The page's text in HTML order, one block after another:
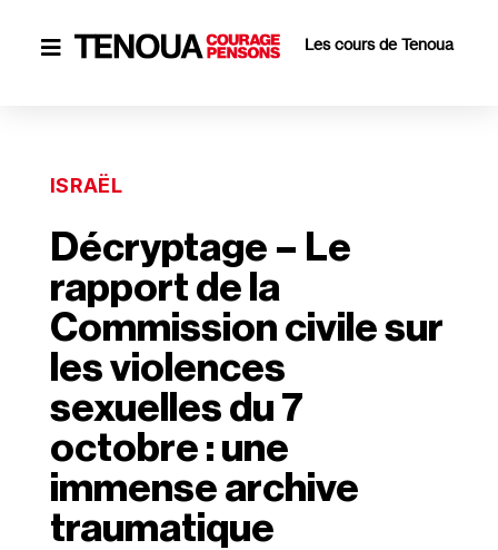
 Les cours de Tenoua
ISRAËL
Décryptage – Le
rapport de la
Commission civile sur
les violences
sexuelles du 7
octobre : une
immense archive
traumatique